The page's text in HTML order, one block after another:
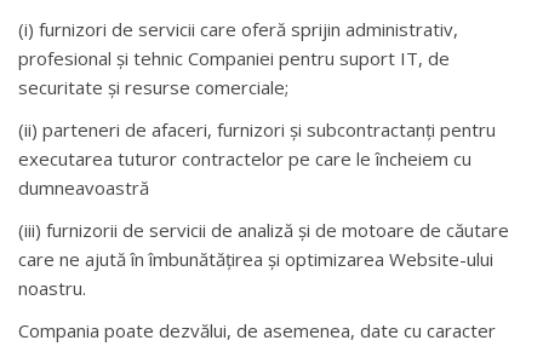
(i) furnizori de servicii care oferă sprijin administrativ,
profesional și tehnic Companiei pentru suport IT, de
securitate și resurse comerciale;
(ii) parteneri de afaceri, furnizori și subcontractanți pentru
executarea tuturor contractelor pe care le încheiem cu
dumneavoastră
(iii) furnizorii de servicii de analiză și de motoare de căutare
care ne ajută în îmbunătățirea și optimizarea Website-ului
noastru.
Compania poate dezvălui, de asemenea, date cu caracter